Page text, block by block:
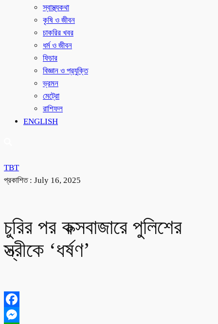
স্বাস্থ্যকথা
কৃষি ও জীবন
চাকরির খবর
ধর্ম ও জীবন
ফিচার
বিজ্ঞান ও প্রযুক্তি
ভ্রমন
মেট্রো
রাশিফল
ENGLISH
TBT
প্রকাশিত : July 16, 2025
চুরির পর কক্সবাজারে পুলিশের
স্ত্রীকে ‘ধর্ষণ’
Facebook